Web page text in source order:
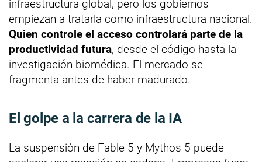
infraestructura global, pero los gobiernos
empiezan a tratarla como infraestructura nacional.
Quien controle el acceso controlará parte de la
productividad futura, desde el código hasta la
investigación biomédica. El mercado se
fragmenta antes de haber madurado.
El golpe a la carrera de la IA
La suspensión de Fable 5 y Mythos 5 puede